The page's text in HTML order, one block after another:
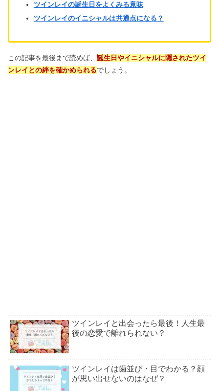
ツインレイの誕生日をよくみる意味
ツインレイのイニシャルは共通点になる？
この記事を最後まで読めば、 誕生日やイニシャルに隠されたツイ
ンレイとの絆を確かめられるでしょう。
ツインレイと出会ったら最後！人生最
後の恋愛で離れられない？
ツインレイは歯並び・目でわかる？顔
が思い出せないのはなぜ？